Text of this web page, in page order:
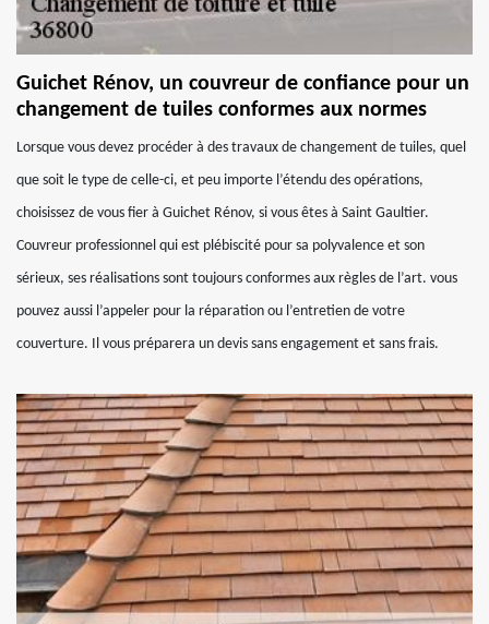
Guichet Rénov, un couvreur de confiance pour un
changement de tuiles conformes aux normes
Lorsque vous devez procéder à des travaux de changement de tuiles, quel
que soit le type de celle-ci, et peu importe l’étendu des opérations,
choisissez de vous fier à Guichet Rénov, si vous êtes à Saint Gaultier.
Couvreur professionnel qui est plébiscité pour sa polyvalence et son
sérieux, ses réalisations sont toujours conformes aux règles de l’art. vous
pouvez aussi l’appeler pour la réparation ou l’entretien de votre
couverture. Il vous préparera un devis sans engagement et sans frais.